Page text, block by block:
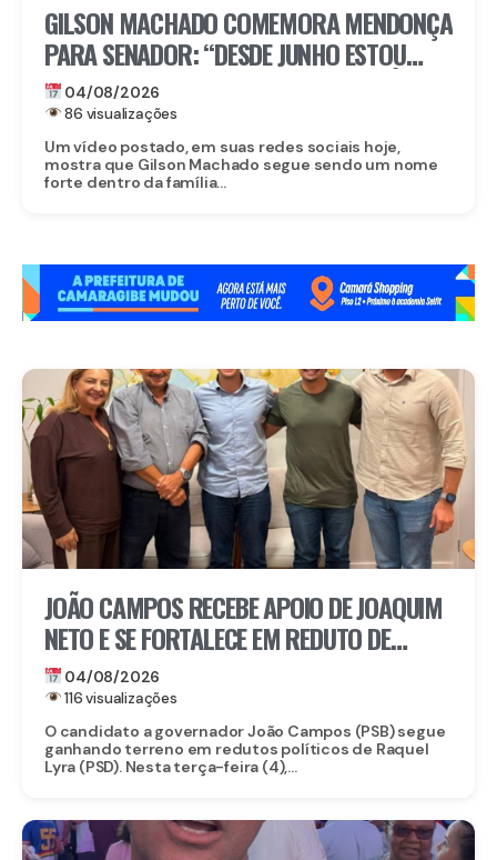
GILSON MACHADO COMEMORA MENDONÇA
PARA SENADOR: “DESDE JUNHO ESTOU
NESSA ARTICULAÇÃO ENTRE ELE E FLÁVIO
04/08/2026
86 visualizações
Um vídeo postado, em suas redes sociais hoje,
mostra que Gilson Machado segue sendo um nome
forte dentro da família...
JOÃO CAMPOS RECEBE APOIO DE JOAQUIM
NETO E SE FORTALECE EM REDUTO DE
RAQUEL
04/08/2026
116 visualizações
O candidato a governador João Campos (PSB) segue
ganhando terreno em redutos políticos de Raquel
Lyra (PSD). Nesta terça-feira (4),...